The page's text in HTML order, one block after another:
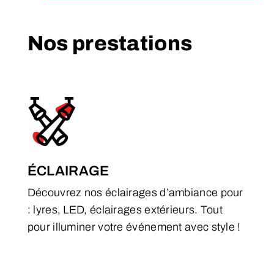
Nos prestations
ÉCLAIRAGE
Découvrez nos éclairages d’ambiance pour
: lyres, LED, éclairages extérieurs. Tout
pour illuminer votre événement avec style !